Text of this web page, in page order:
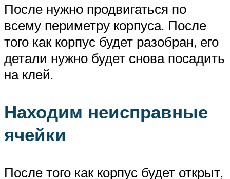
После нужно продвигаться по
всему периметру корпуса. После
того как корпус будет разобран, его
детали нужно будет снова посадить
на клей.
Находим неисправные
ячейки
После того как корпус будет открыт,